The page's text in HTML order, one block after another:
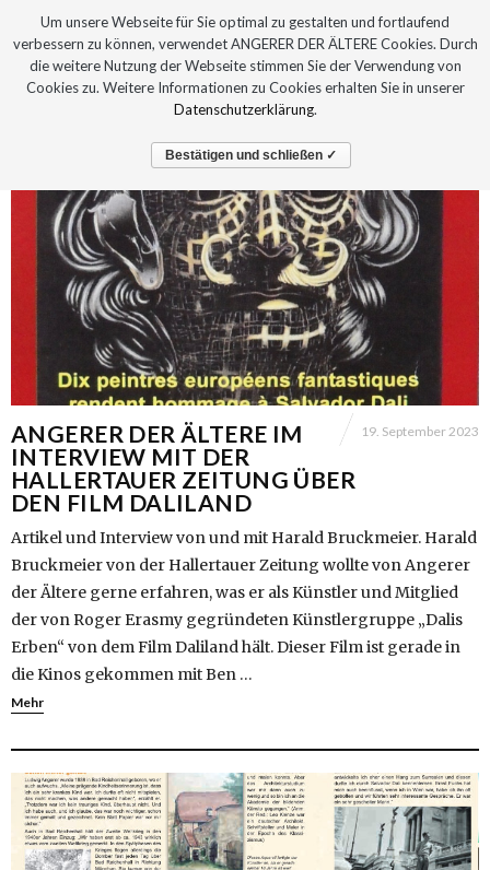
ANGERER DER ÄLTERE IM
INTERVIEW MIT DER
HALLERTAUER ZEITUNG ÜBER
DEN FILM DALILAND
19. September 2023
Artikel und Interview von und mit Harald Bruckmeier. Harald
Bruckmeier von der Hallertauer Zeitung wollte von Angerer
der Ältere gerne erfahren, was er als Künstler und Mitglied
der von Roger Erasmy gegründeten Künstlergruppe „Dalis
Erben“ von dem Film Daliland hält. Dieser Film ist gerade in
die Kinos gekommen mit Ben …
Mehr
Um unsere Webseite für Sie optimal zu gestalten und fortlaufend
verbessern zu können, verwendet ANGERER DER ÄLTERE Cookies. Durch
die weitere Nutzung der Webseite stimmen Sie der Verwendung von
Cookies zu. Weitere Informationen zu Cookies erhalten Sie in unserer
Datenschutzerklärung.
Bestätigen und schließen ✓